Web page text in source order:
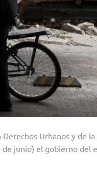
Urbanos y de
de junio) el gobierno del